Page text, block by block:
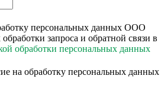
персональных данных ООО
запроса и обратной связи в
обработки персональных данных
на обработку персональных данных